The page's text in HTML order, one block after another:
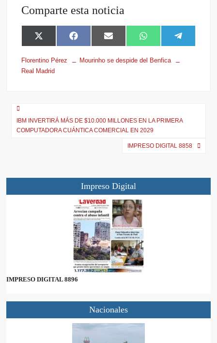
Comparte esta noticia
X
(
T
w
i
)
F
a
c
E
m
a
W
h
a
e
Florentino Pérez
Mourinho se despide del Benfica
Real Madrid
IBM INVERTIRÁ MÁS DE $10.000 MILLONES EN LA PRIMERA
COMPUTADORA CUÁNTICA COMERCIAL EN 2029
IMPRESO DIGITAL 8858
Impreso Digital
IMPRESO DIGITAL 8896
Nacionales